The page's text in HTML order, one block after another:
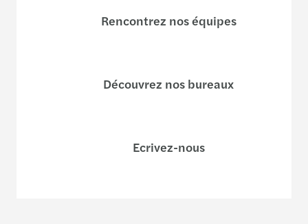
Rencontrez nos équipes
Découvrez nos bureaux
Ecrivez-nous